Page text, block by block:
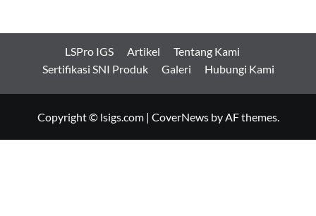
LSPro IGS Artikel
Tentang Kami
Sertifikasi SNI Produk
Galeri Hubungi Kami
Copyright © lsigs.com | CoverNewsby AF themes.